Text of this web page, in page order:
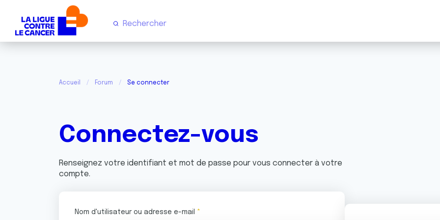
Accueil Forum Se connecter
Connectez-vous
Renseignez votre identifiant et mot de passe pour vous connecter à votre
compte.
Nom d'utilisateur ou adresse e-mail